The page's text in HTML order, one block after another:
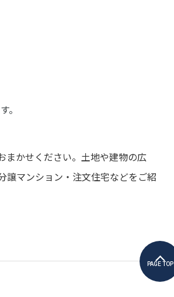
。
まかせください。土地や建物の広
譲マンション・注文住宅などをご紹
PAGE TOP